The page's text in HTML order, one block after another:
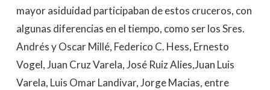
mayor asiduidad participaban de estos cruceros, con
algunas diferencias en el tiempo, como ser los Sres.
Andrés y Oscar Millé, Federico C. Hess, Ernesto
Vogel, Juan Cruz Varela, José Ruiz Alies,Juan Luis
Varela, Luis Omar Landivar, Jorge Macias, entre